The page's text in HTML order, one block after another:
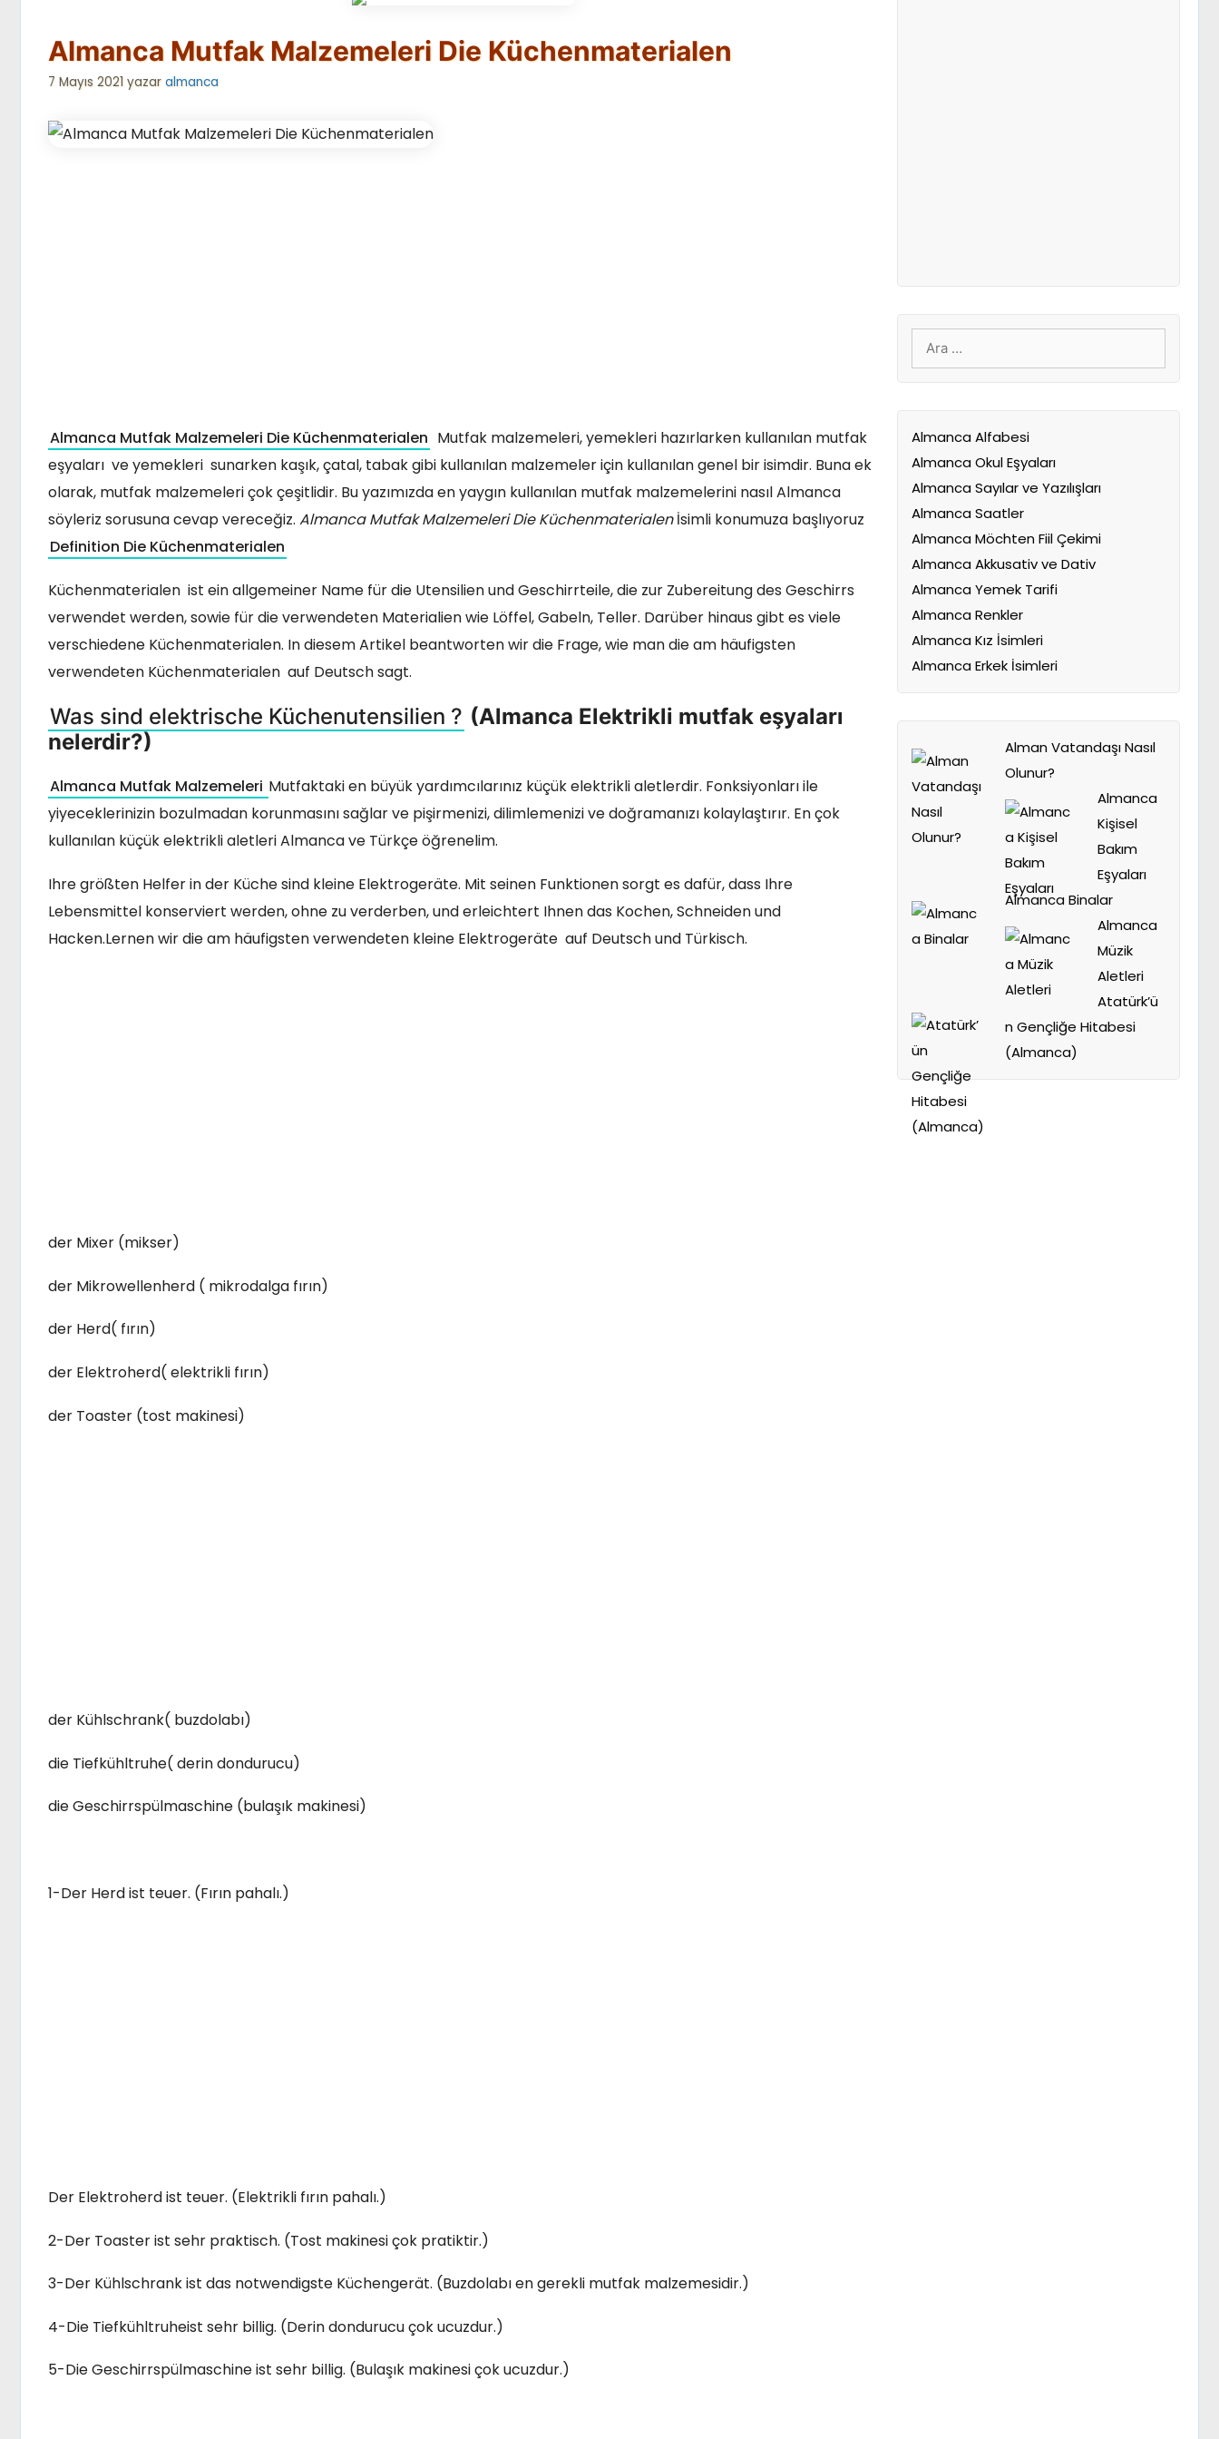
Almanca Mutfak Malzemeleri Die Küchenmaterialen
7 Mayıs 2021 yazar almanca
Almanca Mutfak Malzemeleri Die Küchenmaterialen Mutfak malzemeleri, yemekleri hazırlarken kullanılan mutfak
eşyaları ve yemekleri sunarken kaşık, çatal, tabak gibi kullanılan malzemeler için kullanılan genel bir isimdir. Buna ek
olarak, mutfak malzemeleri çok çeşitlidir. Bu yazımızda en yaygın kullanılan mutfak malzemelerini nasıl Almanca
söyleriz sorusuna cevap vereceğiz. Almanca Mutfak Malzemeleri Die Küchenmaterialenİsimli konumuza başlıyoruz
Definition Die Küchenmaterialen
Küchenmaterialen ist ein allgemeiner Name für die Utensilien und Geschirrteile, die zur Zubereitung des Geschirrs
verwendet werden, sowie für die verwendeten Materialien wie Löffel, Gabeln, Teller. Darüber hinaus gibt es viele
verschiedene Küchenmaterialen. In diesem Artikel beantworten wir die Frage, wie man die am häufigsten
verwendeten Küchenmaterialen auf Deutsch sagt.
Was sind elektrische Küchenutensilien ? (Almanca Elektrikli mutfak eşyaları
nelerdir?)
Almanca Mutfak Malzemeleri Mutfaktaki en büyük yardımcılarınız küçük elektrikli aletlerdir. Fonksiyonları ile
yiyeceklerinizin bozulmadan korunmasını sağlar ve pişirmenizi, dilimlemenizi ve doğramanızı kolaylaştırır. En çok
kullanılan küçük elektrikli aletleri Almanca ve Türkçe öğrenelim.
Ihre größten Helfer in der Küche sind kleine Elektrogeräte. Mit seinen Funktionen sorgt es dafür, dass Ihre
Lebensmittel konserviert werden, ohne zu verderben, und erleichtert Ihnen das Kochen, Schneiden und
Hacken.Lernen wir die am häufigsten verwendeten kleine Elektrogeräte auf Deutsch und Türkisch.
der Mixer (mikser)
der Mikrowellenherd ( mikrodalga fırın)
der Herd( fırın)
der Elektroherd( elektrikli fırın)
der Toaster (tost makinesi)
der Kühlschrank( buzdolabı)
die Tiefkühltruhe( derin dondurucu)
die Geschirrspülmaschine (bulaşık makinesi)
1-Der Herd ist teuer. (Fırın pahalı.)
Der Elektroherd ist teuer. (Elektrikli fırın pahalı.)
2-Der Toaster ist sehr praktisch. (Tost makinesi çok pratiktir.)
3-Der Kühlschrank ist das notwendigste Küchengerät. (Buzdolabı en gerekli mutfak malzemesidir.)
4-Die Tiefkühltruheist sehr billig. (Derin dondurucu çok ucuzdur.)
5-Die Geschirrspülmaschine ist sehr billig. (Bulaşık makinesi çok ucuzdur.)
için
ara
Almanca Alfabesi
Almanca Okul Eşyaları
Almanca Sayılar ve Yazılışları
Almanca Saatler
Almanca Möchten Fiil Çekimi
Almanca Akkusativ ve Dativ
Almanca Yemek Tarifi
Almanca Renkler
Almanca Kız İsimleri
Almanca Erkek İsimleri
Alman Vatandaşı Nasıl
Olunur?
Almanca
Kişisel
Bakım
Eşyaları
Almanca Binalar
Almanca
Müzik
Aletleri
Atatürk’ü
n Gençliğe Hitabesi
(Almanca)